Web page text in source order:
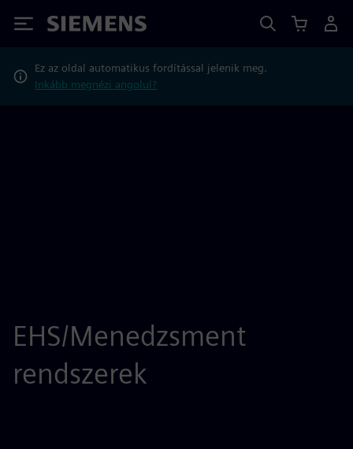
Siemens
Ez az oldal automatikus fordítással jelenik meg.
Inkább megnézi angolul?
EHS/Menedzsment
rendszerek